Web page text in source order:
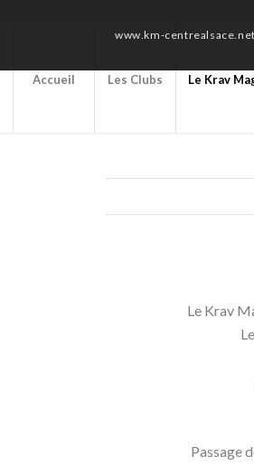
Accueil Les Clubs Le Krav
Le Krav
Passage
www.km-